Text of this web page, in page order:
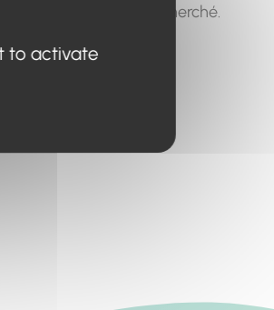
trouver le contenu recherché.
to activate